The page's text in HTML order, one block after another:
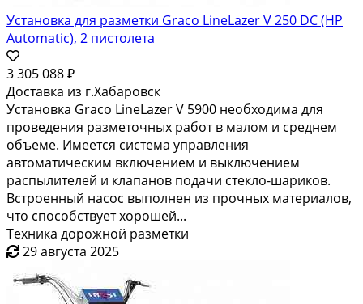
Установка для разметки Graco LineLazer V 250 DC (HP
Automatic), 2 пистолета
3 305 088 ₽
Доставка из г.Хабаровск
Установка Graco LineLazer V 5900 необходима для
проведения разметочных работ в малом и среднем
объеме. Имеется система управления
автоматическим включением и выключением
распылителей и клапанов подачи стекло-шариков.
Встроенный насос выполнен из прочных материалов,
что способствует хорошей...
Техника дорожной разметки
29 августа 2025